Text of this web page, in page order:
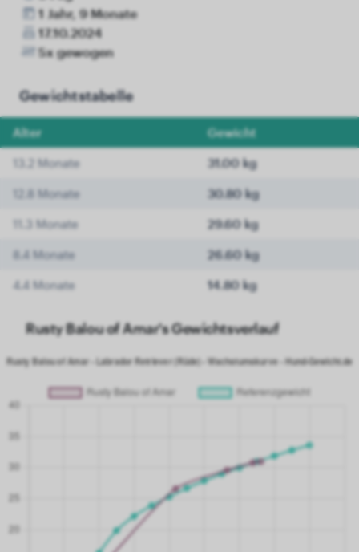
1 Jahr, 9 Monate
17.10.2024
5x gewogen
Gewichtstabelle
Alter Gewicht
13.2 Monate 31.00 kg
12.8 Monate 30.80 kg
11.3 Monate 29.60 kg
8.4 Monate 26.60 kg
4.4 Monate 14.80 kg
Rusty Balou of Amar's Gewichtsverlauf